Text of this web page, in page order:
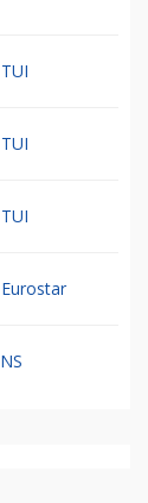
TUI
TUI
TUI
Eurostar
NS